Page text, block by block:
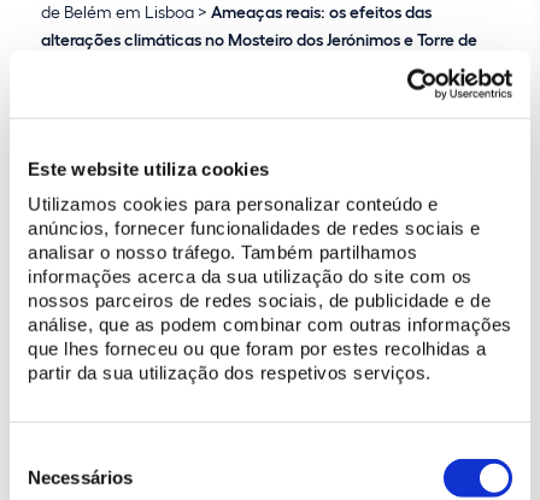
Este website utiliza cookies
Utilizamos cookies para personalizar conteúdo e
anúncios, fornecer funcionalidades de redes sociais e
analisar o nosso tráfego. Também partilhamos
informações acerca da sua utilização do site com os
nossos parceiros de redes sociais, de publicidade e de
análise, que as podem combinar com outras informações
que lhes forneceu ou que foram por estes recolhidas a
partir da sua utilização dos respetivos serviços.
Necessários
de Belém em Lisboa > Ameaças reais: os efeitos das
alterações climáticas no Mosteiro dos Jerónimos e Torre de
13:00 - ALMUERZO
15:00 - RESTAURACIÓN Y TÉCNICAS
TRADICIONALES/INNOVADORAS
Moderação: XOSÉ ALLEGUE | Ciudad Vieja de Santiago de
Compostela
ANDREIA GALVÃO | Convento de Cristo em Tomar >O restauro
da fachada da nave manuelina do Convento de Cristo – a
nova história da Janela do Capítulo
Cuenca >Recuperación del yeso tradicional en la
conjunto histórico de Cuenca y sus hoces